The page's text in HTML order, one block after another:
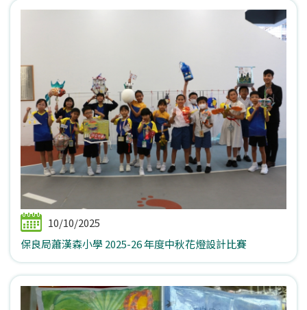
10/10/2025
保良局蕭漢森小學 2025-26 年度中秋花燈設計比賽